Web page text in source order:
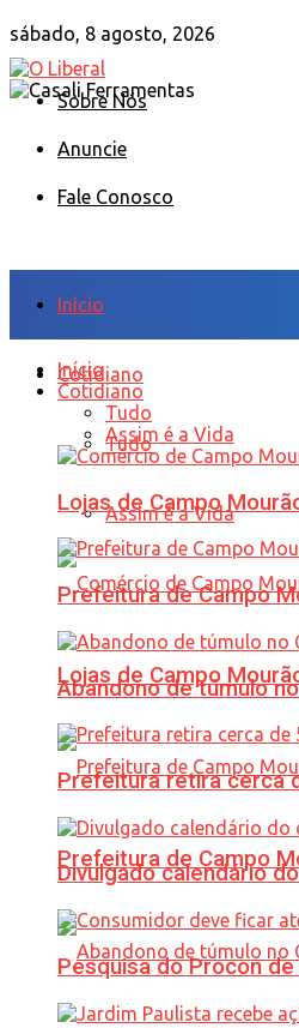
sábado, 8 agosto, 2026
Sobre Nós
Anuncie
Fale Conosco
Início
Cotidiano
Tudo
Assim é a Vida
Lojas de Campo
Prefeitura de Campo
Início
Cotidiano
Tudo
Assim é a Vida
Lojas de Campo
Prefeitura de Campo
Abandono de túmulo
Prefeitura retira cerca
Divulgado calendário
Pesquisa do Procon